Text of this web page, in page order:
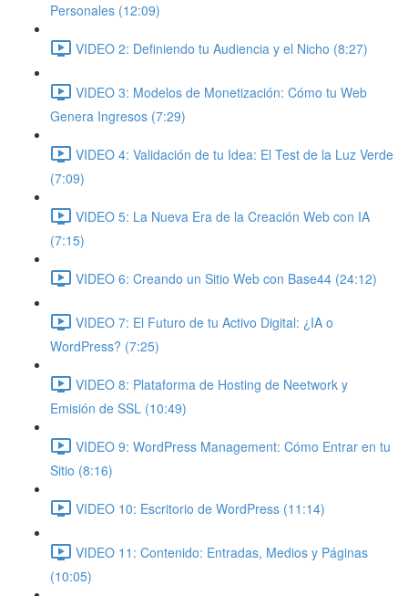
Personales (12:09)
VIDEO 2: Definiendo tu Audiencia y el Nicho (8:27)
VIDEO 3: Modelos de Monetización: Cómo tu Web
Genera Ingresos (7:29)
VIDEO 4: Validación de tu Idea: El Test de la Luz Verde
(7:09)
VIDEO 5: La Nueva Era de la Creación Web con IA
(7:15)
VIDEO 6: Creando un Sitio Web con Base44 (24:12)
VIDEO 7: El Futuro de tu Activo Digital: ¿IA o
WordPress? (7:25)
VIDEO 8: Plataforma de Hosting de Neetwork y
Emisión de SSL (10:49)
VIDEO 9: WordPress Management: Cómo Entrar en tu
Sitio (8:16)
VIDEO 10: Escritorio de WordPress (11:14)
VIDEO 11: Contenido: Entradas, Medios y Páginas
(10:05)